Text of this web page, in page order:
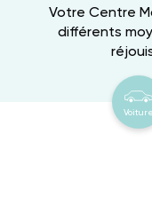
Votre Centre
différents
Voiture